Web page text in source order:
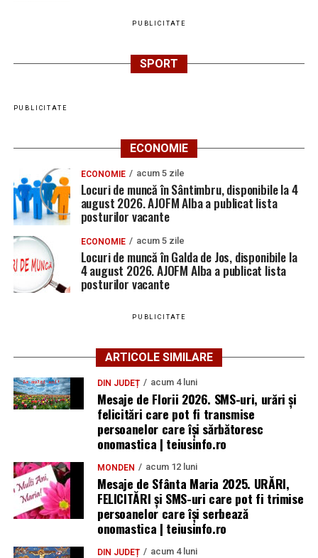
PUBLICITATE
SPORT
PUBLICITATE
ECONOMIE
ECONOMIE acum 5 zile
Locuri de muncă în Sântimbru, disponibile la 4
august 2026. AJOFM Alba a publicat lista
posturilor vacante
ECONOMIE acum 5 zile
Locuri de muncă în Galda de Jos, disponibile la
4 august 2026. AJOFM Alba a publicat lista
posturilor vacante
PUBLICITATE
ARTICOLE SIMILARE
DIN JUDEȚ acum 4 luni
Mesaje de Florii 2026. SMS-uri, urări și
felicitări care pot fi transmise
persoanelor care îşi sărbătoresc
onomastica | teiusinfo.ro
MONDEN acum 12 luni
Mesaje de Sfânta Maria 2025. URĂRI,
FELICITĂRI și SMS-uri care pot fi trimise
persoanelor care își serbează
onomastica | teiusinfo.ro
DIN JUDEȚ acum 4 luni